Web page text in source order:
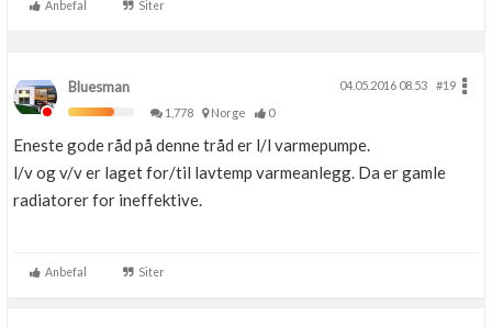
Anbefal Siter
Bluesman 04.05.2016 08.53
#19
1,778
Norge 0
Eneste gode råd på denne tråd er l/l varmepumpe.
l/v og v/v er laget for/til lavtemp varmeanlegg. Da er gamle
radiatorer for ineffektive.
Anbefal Siter